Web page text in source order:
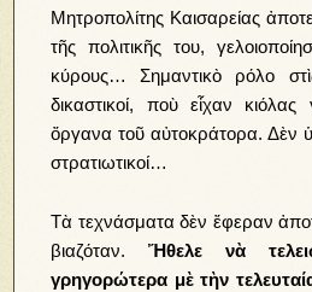
Μητροπολίτης Καισαρείας
τῆς πολιτικῆς του,
κύρους… Σημαντικὸ ρόλο
δικαστικοί, ποὺ εἶχαν
ὄργανα τοῦ αὐτοκράτορα. Δὲν
στρατιωτικοί…
Τὰ τεχνάσματα δὲν ἔφεραν
βιαζόταν.Ἤθελε νὰ
γρηγορώτερα μὲ τὴν